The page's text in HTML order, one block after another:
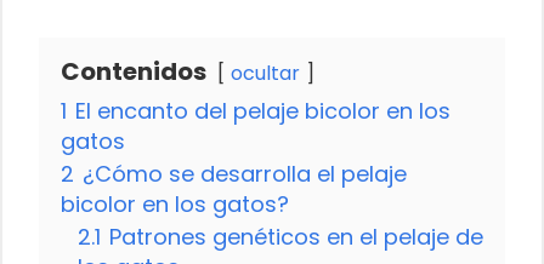
Contenidos ocultar
1 El encanto del pelaje bicolor en los
gatos
2 ¿Cómo se desarrolla el pelaje
bicolor en los gatos?
2.1 Patrones genéticos en el pelaje de